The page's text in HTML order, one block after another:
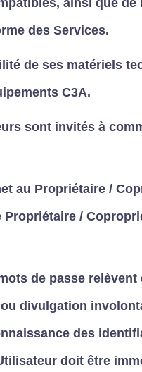
ainsi que de
des Services.
de ses matériels
C3A.
sont invités à
au Propriétaire /
/
de passe relèvent
divulgation
des
doit être